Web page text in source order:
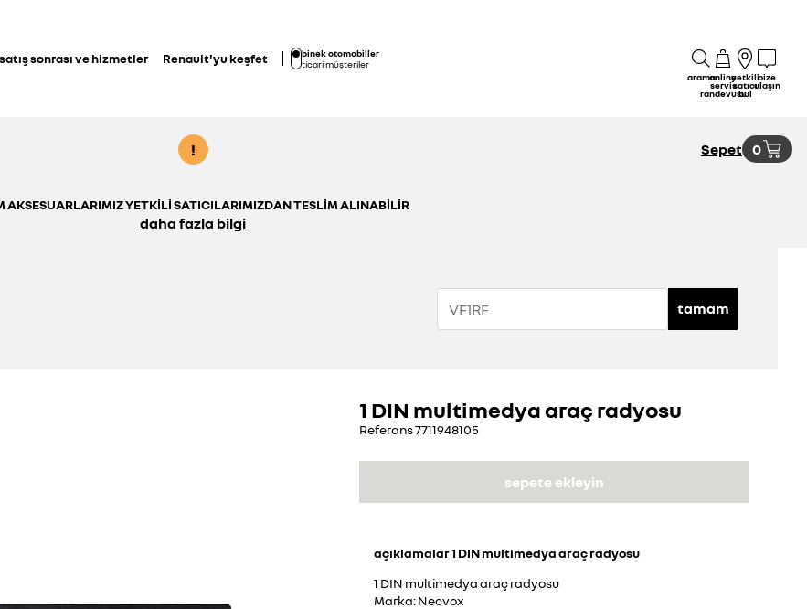
satış sonrası ve hizmetler Renault'yu keşfet
binek otomobiller
ticari müşteriler
aramaonline
servis
randevusu
yetkili
satıcı
bul
bize
ulaşın
! Sepet 0
AKSESUARLARIMIZ YETKILI SATICILARIMIZDAN TESLIM ALINABILIR
daha fazla bilgi
tamam
1 DIN multimedya araç radyosu
Referans7711948105
sepete ekleyin
açıklamalar1 DIN multimedya araç radyosu
1 DIN multimedya araç radyosu
Marka: Necvox